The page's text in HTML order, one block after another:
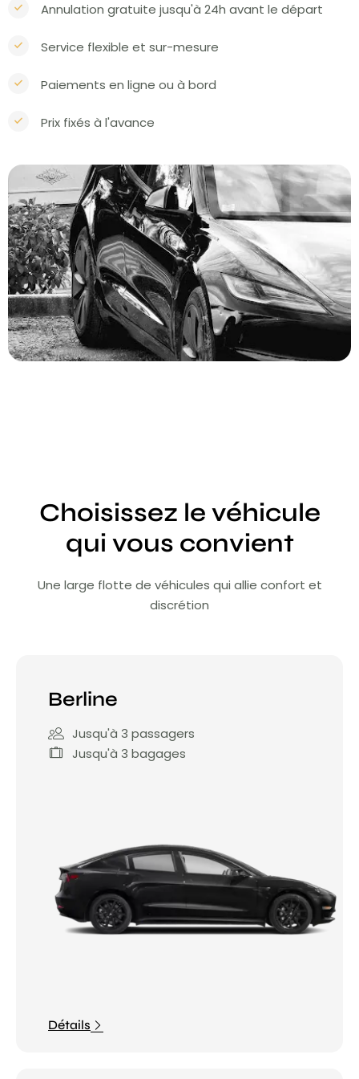
Annulation gratuite jusqu'à 24h avant le départ
Service flexible et sur-mesure
Paiements en ligne ou à bord
Prix fixés à l'avance
Choisissez le véhicule
qui vous convient
Une large flotte de véhicules qui allie confort et
discrétion
Berline
Jusqu'à 3 passagers
Jusqu'à 3 bagages
Détails